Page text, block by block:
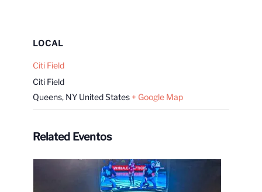
LOCAL
Citi Field
Citi Field
Queens, NY United States + Google Map
Related Eventos